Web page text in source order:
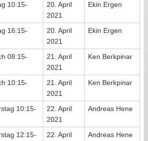
10:15-
20. April
2021
Ekin Ergen
16:15-
20. April
2021
Ekin Ergen
08:15-
21. April
2021
Ken Berkpinar
10:15-
21. April
2021
Ken Berkpinar
10:15-
22. April
2021
Andreas Hene
12:15-
22. April
Andreas Hene